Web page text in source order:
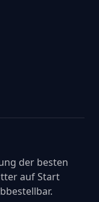
der besten
auf Start